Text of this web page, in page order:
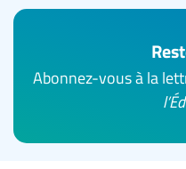
Abonnez-vous à la